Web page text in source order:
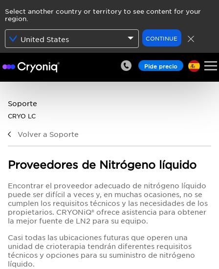
Select another country or territory to see content for your
region.
United States CONTINUE
Pide precio
Soporte
CRYO LC
Volver a Soporte
Proveedores de Nitrógeno líquido
Encontrar el proveedor adecuado de nitrógeno líquido
puede ser difícil a veces y, en muchas ocasiones, no se
cumplen los requisitos técnicos y las necesidades de los
propietarios. CRYONiQ® ofrece asistencia para obtener
la mejor fuente de LN2 para su equipo.
Casi todas las ubicaciones futuras que operen una
unidad de crioterapia tendrán diferentes requisitos
técnicos y opciones para su suministro de nitrógeno
líquido.